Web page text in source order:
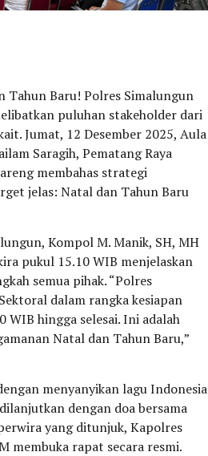
Tahun Baru! Polres Simalungun
puluhan stakeholder dari
Jumat, 12 Desember 2025, Aula
Saragih, Pematang Raya
membahas strategi
jelas: Natal dan Tahun Baru
Kompol M. Manik, SH, MH
pukul 15.10 WIB menjelaskan
semua pihak. “Polres
dalam rangka kesiapan
WIB hingga selesai. Ini adalah
Natal dan Tahun Baru,”
menyanyikan lagu Indonesia
dengan doa bersama
yang ditunjuk, Kapolres
membuka rapat secara resmi.